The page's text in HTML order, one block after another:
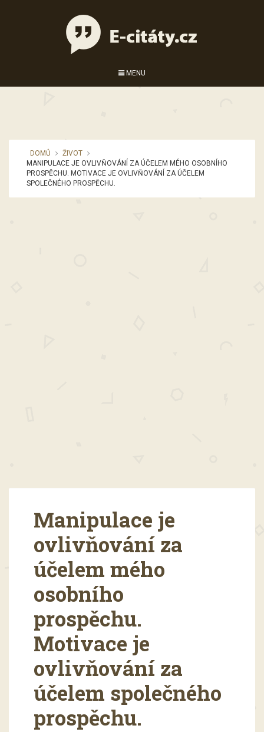
MENU
DOMŮ
ŽIVOT
MANIPULACE JE OVLIVŇOVÁNÍ ZA ÚČELEM MÉHO OSOBNÍHO
PROSPĚCHU. MOTIVACE JE OVLIVŇOVÁNÍ ZA ÚČELEM
SPOLEČNÉHO PROSPĚCHU.
Manipulace je
ovlivňování za
účelem mého
osobního
prospěchu.
Motivace je
ovlivňování za
účelem společného
prospěchu.